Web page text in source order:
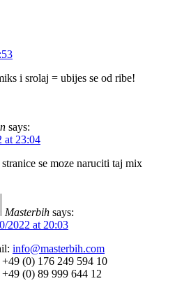
i srolaj = ubijes se od ribe!
says:
at 23:04
se moze naruciti taj mix
Masterbih says:
2022 at 20:03
info@masterbih.com
(0) 176 249 594 10
(0) 89 999 644 12